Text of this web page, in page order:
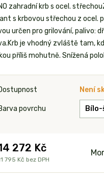
zahradní krb s ocel.
s krbovou střechou z ocel.
určen pro grilování, palivo:
je vhodný zvláště tam,
příliš mohutně. Snížená
Není
povrchu
272 Kč
795 Kč bez DPH